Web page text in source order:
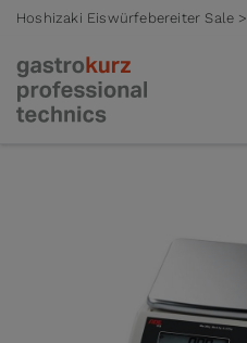
Hoshizaki Eiswürfebereiter Sale >